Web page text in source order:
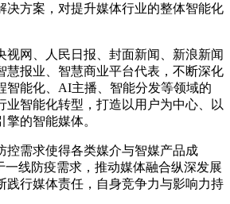
决方案，对提升媒体行业的整体智能化
网、人民日报、封面新闻、新浪新闻
慧报业、智慧商业平台代表，不断深化
智能化、AI主播、智能分发等领域的
业智能化转型，打造以用户为中心、以
擎的智能媒体。
需求使得各类媒介与智媒产品成
一线防疫需求，推动媒体融合纵深发展
践行媒体责任，自身竞争力与影响力持